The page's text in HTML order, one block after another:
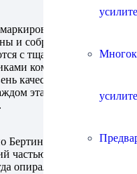
«Сделано в
и собраны в Италии.
с тщательно
комплектующих,
качества и
этапе, для
Бертини (сооснователем
частью портфолио
опирался на качество